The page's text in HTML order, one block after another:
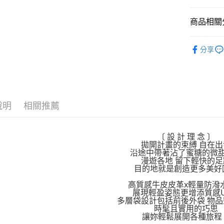
相關說明
2.付款方
2.透過簡
帳／街口
【注意事
1.本服務
用戶於交
款買賣價
2.基於同
資料（包
用，由本
相關說明
１．於結
付」結帳
２．訂單
３．收到
／ATM／
絡購買商
先享後付
※ 交易是
是否繳費
付客戶支援
每筆
付款後7-
每筆
宅配
每筆
京站台北
商品相關
分享
明 相關推薦
〔 設 計 理 念 〕
拋開計畫的束縛 自在
沿途中帶著沾了蜜糖的微
漫遊各地 留下輕快的
目的地就是創造更多美
高質感牛皮皮革x輕量防潑
展現輕盈姿態更增添質感
多層袋設計包括前後外袋 物
時髦且實用的巧思
讓妳輕鬆展開各種旅程